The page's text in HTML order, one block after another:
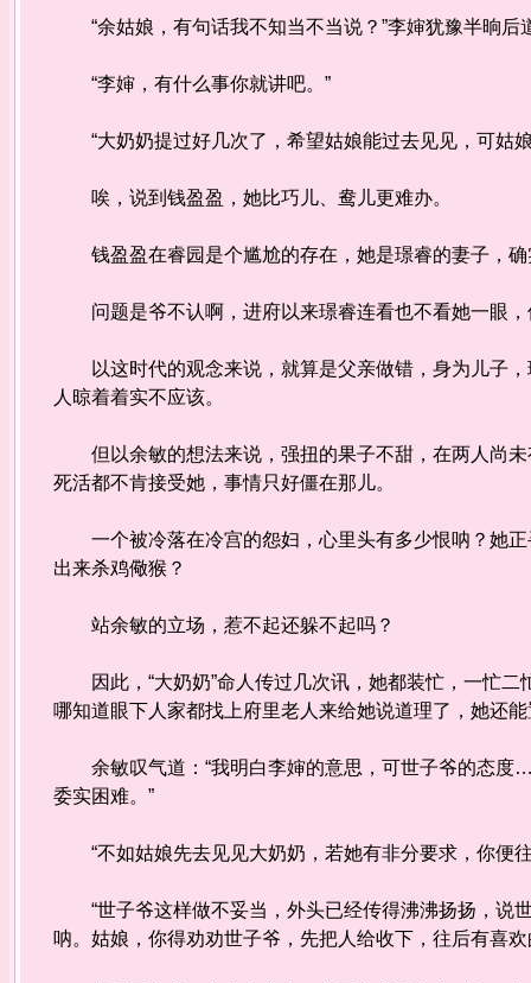
“余姑娘，有句话我不知当不当说？”李婶犹豫半晌后
“李婶，有什么事你就讲吧。”
“大奶奶提过好几次了，希望姑娘能过去见见，可姑
唉，说到钱盈盈，她比巧儿、鸯儿更难办。
钱盈盈在睿园是个尴尬的存在，她是璟睿的妻子，确
问题是爷不认啊，进府以来璟睿连看也不看她一眼，
以这时代的观念来说，就算是父亲做错，身为儿子，
人晾着着实不应该。
但以余敏的想法来说，强扭的果子不甜，在两人尚未
死活都不肯接受她，事情只好僵在那儿。
一个被冷落在冷宫的怨妇，心里头有多少恨呐？她正
出来杀鸡儆猴？
站余敏的立场，惹不起还躲不起吗？
因此，“大奶奶”命人传过几次讯，她都装忙，一忙二
哪知道眼下人家都找上府里老人来给她说道理了，她还
余敏叹气道：“我明白李婶的意思，可世子爷的态度
委实困难。”
“不如姑娘先去见见大奶奶，若她有非分要求，你便
“世子爷这样做不妥当，外头已经传得沸沸扬扬，说
呐。姑娘，你得劝劝世子爷，先把人给收下，往后有喜